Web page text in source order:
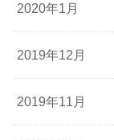
2020年1月
2019年12月
2019年11月